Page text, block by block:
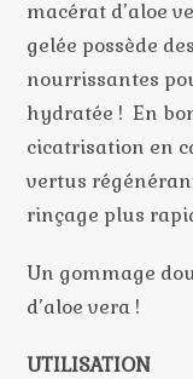
macérat d’aloe
gelée possède
nourrissantes
hydratée ! En
cicatrisation en
vertus
rinçage plus
Un gommage
d’aloe vera !
UTILISATION